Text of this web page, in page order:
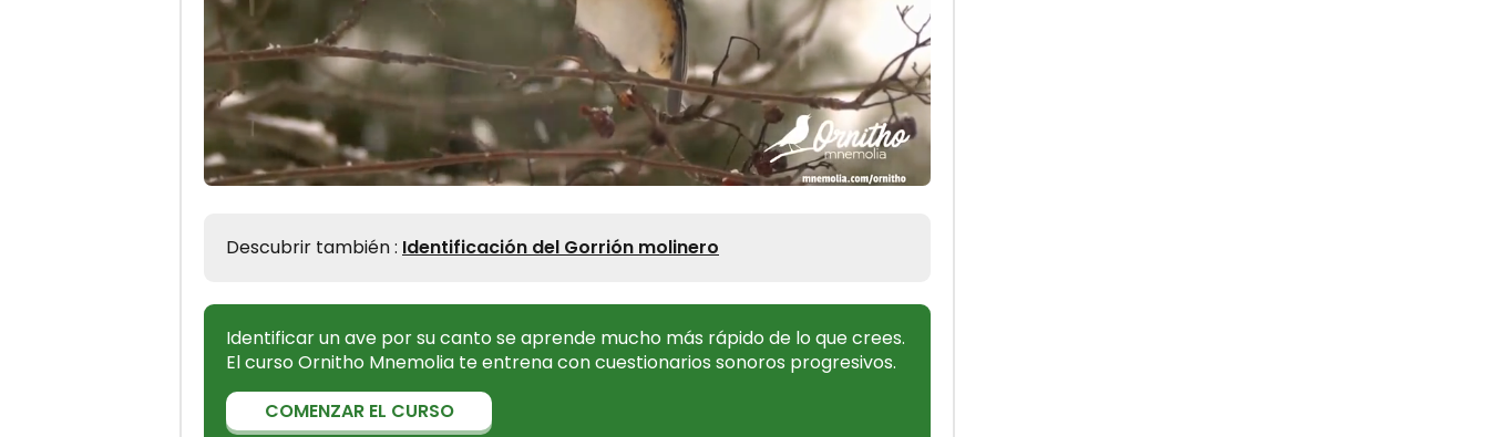
Descubrir también : Identificación del Gorrión molinero
Identificar un ave por su canto se aprende mucho más rápido de lo que crees.
El curso Ornitho Mnemolia te entrena con cuestionarios sonoros progresivos.
COMENZAR EL CURSO